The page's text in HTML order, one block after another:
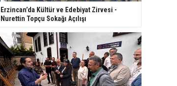
Erzincan’da Kültür ve Edebiyat Zirvesi -
Nurettin Topçu Sokağı Açılışı